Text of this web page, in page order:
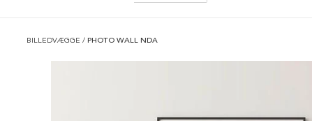
BILLEDVÆGGE / PHOTO WALL NDA